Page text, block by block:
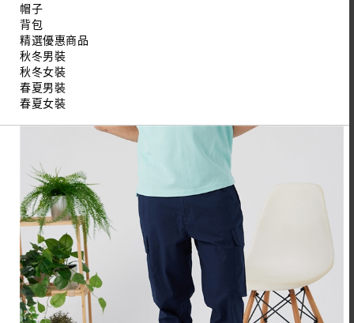
帽子
背包
精選優惠商品
秋冬男裝
秋冬女裝
春夏男裝
春夏女裝